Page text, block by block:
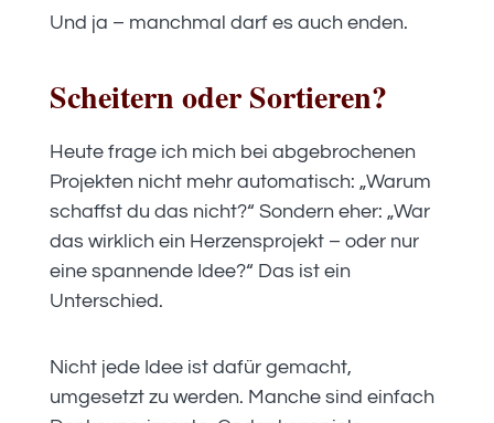
Und ja – manchmal darf es auch enden.
Scheitern oder Sortieren?
Heute frage ich mich bei abgebrochenen
Projekten nicht mehr automatisch: „Warum
schaffst du das nicht?“ Sondern eher: „War
das wirklich ein Herzensprojekt – oder nur
eine spannende Idee?“ Das ist ein
Unterschied.
Nicht jede Idee ist dafür gemacht,
umgesetzt zu werden. Manche sind einfach